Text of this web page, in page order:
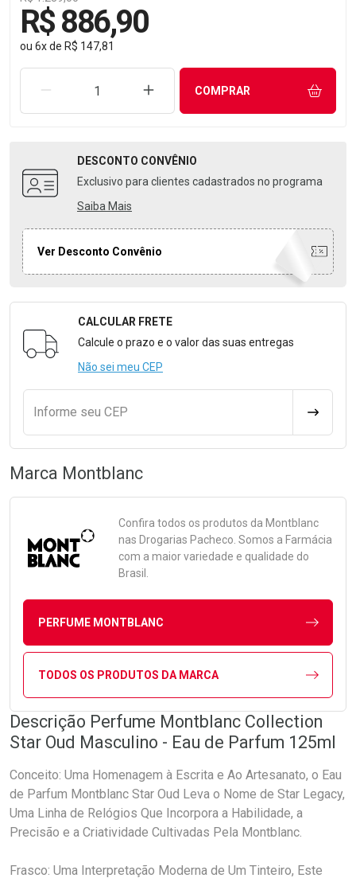
R$ 886,90
ou 6xde R$ 147,81
REMOVER UMA UNIDADEAUMENTAR UMA UNIDADE
COMPRAR
DESCONTO CONVÊNIO
Exclusivo para clientes cadastrados no programa
Saiba Mais
Ver Desconto Convênio
Formulário para Calcular o Frete
CALCULAR FRETE
Calcule o prazo e o valor das suas entregas
Não sei meu CEP
Informe seu CEP
Marca Montblanc
Confira todos os produtos da Montblanc
nas Drogarias Pacheco. Somos a Farmácia
com a maior variedade e qualidade do
Brasil.
PERFUME MONTBLANC
TODOS OS PRODUTOS DA MARCA
Descrição Perfume Montblanc Collection
Star Oud Masculino - Eau de Parfum 125ml
Conceito: Uma Homenagem à Escrita e Ao Artesanato, o Eau
de Parfum Montblanc Star Oud Leva o Nome de Star Legacy,
Uma Linha de Relógios Que Incorpora a Habilidade, a
Precisão e a Criatividade Cultivadas Pela Montblanc.
Frasco: Uma Interpretação Moderna de Um Tinteiro, Este